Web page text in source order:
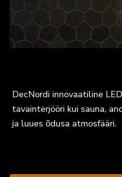
DecNordi innovaatiline
tavainterjööri kui sauna,
ja luues õdusa atmosfääri.